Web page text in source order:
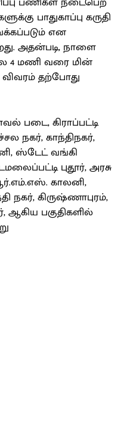
பாதுகாப்பு கருதி
என
அதன்படி, நாளை
4 மணி வரை மின்
தற்போது
படை, கிராப்பட்டி
நகர், காந்திநகர்,
ஸ்டேட் வங்கி
புதூர், அரசு
காலனி,
நகர், கிருஷ்ணாபுரம்,
ஆகிய பகுதிகளில்